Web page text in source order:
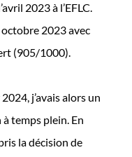
2023 à l’EFLC.
2023 avec
(905/1000).
j’avais alors un
temps plein. En
la décision de